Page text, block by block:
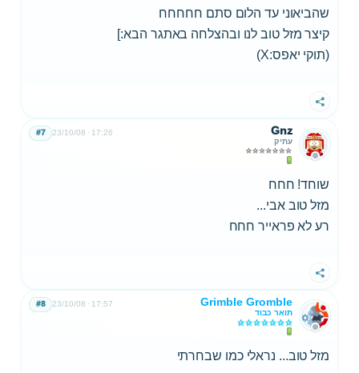
שהביאוני עד הלום סתם חחחחח
קיצר מזל טוב לנו ובהצלחה באתגר הבא:]
(תוקי יאפס:X)
שתף
Gnz
עתיק
23/10/08 17:26
#7
שוחד! חחח
מזל טוב אבי...
רע לא פראייר חחח
שתף
Grimble Gromble
תואר כבוד
23/10/08 17:57
#8
מזל טוב... נראלי כמו שבחרתי